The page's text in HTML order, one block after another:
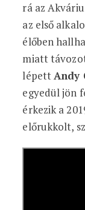
rá az
az első
élőben
miatt
lépettAndy
egyedül jön
érkezik a
előrukkolt,